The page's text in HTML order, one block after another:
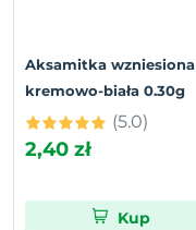
Aksamitka wzniesiona
kremowo-biała 0.30g
(5.0)
2,40 zł
Kup